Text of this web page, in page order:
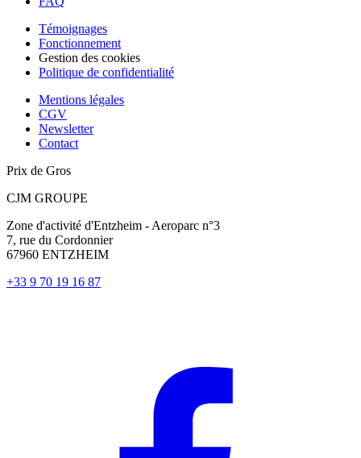
Témoignages
Fonctionnement
Gestion des cookies
Politique de confidentialité
Mentions légales
CGV
Newsletter
Contact
Prix de Gros
CJM GROUPE
Zone d'activité d'Entzheim - Aeroparc n°3
7, rue du Cordonnier
67960 ENTZHEIM
+33 9 70 19 16 87